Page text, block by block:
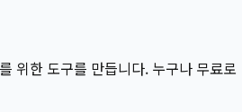
위한 도구를 만듭니다. 누구나 무료로